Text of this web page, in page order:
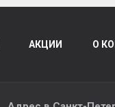
АКЦИИ О